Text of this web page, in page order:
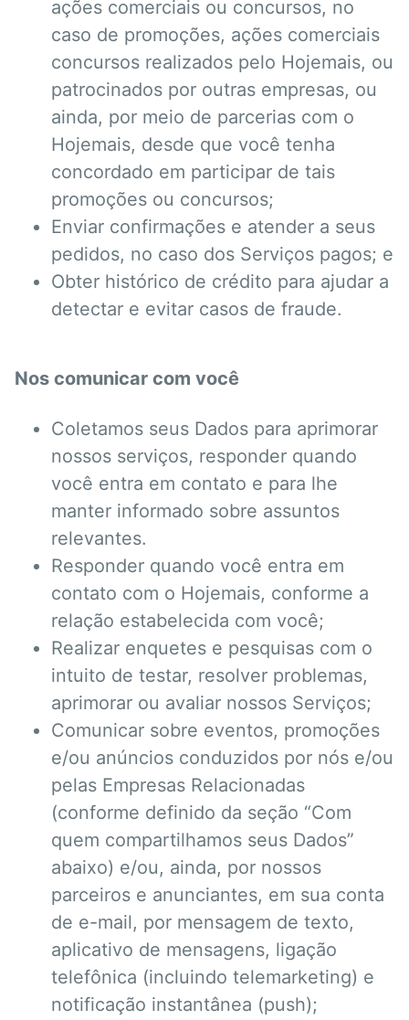
ações comerciais ou concursos, no
caso de promoções, ações comerciais
concursos realizados pelo Hojemais, ou
patrocinados por outras empresas, ou
ainda, por meio de parcerias com o
Hojemais, desde que você tenha
concordado em participar de tais
promoções ou concursos;
Enviar confirmações e atender a seus
pedidos, no caso dos Serviços pagos; e
Obter histórico de crédito para ajudar a
detectar e evitar casos de fraude.
Nos comunicar com você
Coletamos seus Dados para aprimorar
nossos serviços, responder quando
você entra em contato e para lhe
manter informado sobre assuntos
relevantes.
Responder quando você entra em
contato com o Hojemais, conforme a
relação estabelecida com você;
Realizar enquetes e pesquisas com o
intuito de testar, resolver problemas,
aprimorar ou avaliar nossos Serviços;
Comunicar sobre eventos, promoções
e/ou anúncios conduzidos por nós e/ou
pelas Empresas Relacionadas
(conforme definido da seção “Com
quem compartilhamos seus Dados”
abaixo) e/ou, ainda, por nossos
parceiros e anunciantes, em sua conta
de e-mail, por mensagem de texto,
aplicativo de mensagens, ligação
telefônica (incluindo telemarketing) e
notificação instantânea (push);